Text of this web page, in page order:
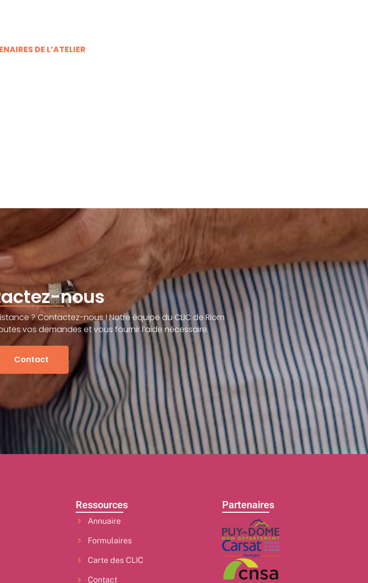
DE L’ATELIER
nous
? Contactez-nous ! Notre équipe du CLIC de Riom
vos demandes et vous fournir l’aide nécessaire.
Contact
Ressources
Annuaire
Formulaires
Carte des CLIC
Contact
Partenaires